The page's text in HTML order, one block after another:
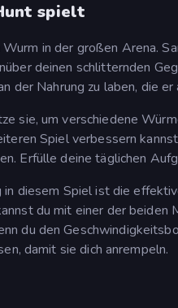
spielt
in der großen Arena.
deinen schlitternden
der Nahrung zu laben, die
sie, um verschiedene
Spiel verbessern
Erfülle deine täglichen
in diesem Spiel ist die
du mit einer der
du den
damit sie dich anrempeln.